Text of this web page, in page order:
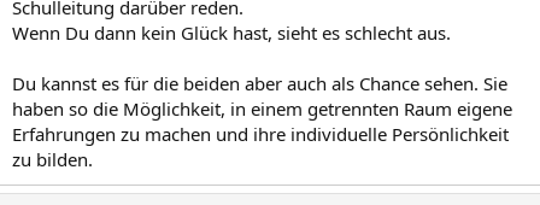
Schulleitung darüber reden.
Wenn Du dann kein Glück hast, sieht es schlecht aus.
Du kannst es für die beiden aber auch als Chance sehen. Sie
haben so die Möglichkeit, in einem getrennten Raum eigene
Erfahrungen zu machen und ihre individuelle Persönlichkeit
zu bilden.